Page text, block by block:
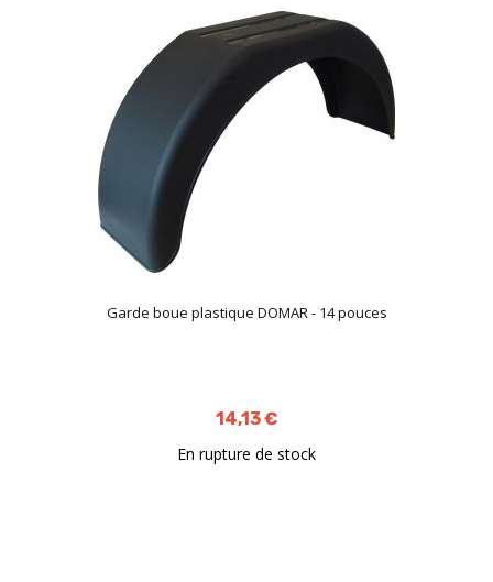
Garde boue plastique DOMAR - 14 pouces
14,13 €
En rupture de stock